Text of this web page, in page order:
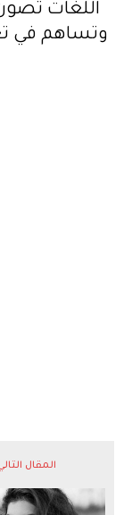
اللغات تصون
وتساهم في
المقال